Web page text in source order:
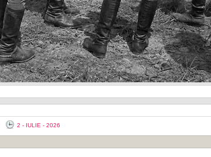
2 - IULIE - 2026